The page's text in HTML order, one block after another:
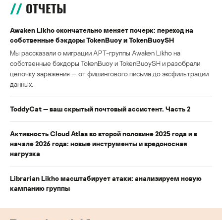
ОТЧЕТЫ
Awaken Likho окончательно меняет почерк: переход на
собственные бэкдоры TokenBuoy и TokenBuoySH
Мы рассказали о миграции APT-группы Awaken Likho на
собственные бэкдоры TokenBuoy и TokenBuoySH и разобрали
цепочку заражения — от фишингового письма до эксфильтрации
данных.
ToddyCat — ваш скрытый почтовый ассистент. Часть 2
Активность Cloud Atlas во второй половине 2025 года и в
начале 2026 года: новые инструменты и вредоносная
нагрузка
Librarian Likho масштабирует атаки: анализируем новую
кампанию группы